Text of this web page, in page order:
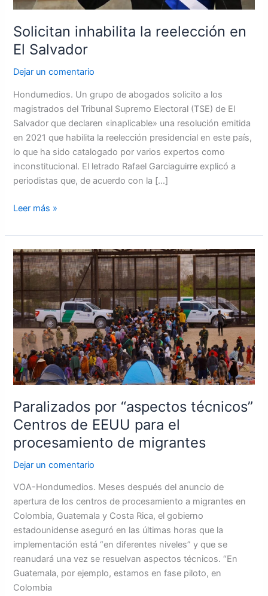
Solicitan inhabilita la reelección en
El Salvador
Dejar un comentario
Hondumedios. Un grupo de abogados solicito a los
magistrados del Tribunal Supremo Electoral (TSE) de El
Salvador que declaren «inaplicable» una resolución emitida
en 2021 que habilita la reelección presidencial en este país,
lo que ha sido catalogado por varios expertos como
inconstitucional. El letrado Rafael Garciaguirre explicó a
periodistas que, de acuerdo con la […]
Leer más »
Paralizados por “aspectos técnicos”
Centros de EEUU para el
procesamiento de migrantes
Dejar un comentario
VOA-Hondumedios. Meses después del anuncio de
apertura de los centros de procesamiento a migrantes en
Colombia, Guatemala y Costa Rica, el gobierno
estadounidense aseguró en las últimas horas que la
implementación está “en diferentes niveles” y que se
reanudará una vez se resuelvan aspectos técnicos. “En
Guatemala, por ejemplo, estamos en fase piloto, en
Colombia
Paralizados
por
“aspectos
técnicos”
Centros
de
EEUU
para
el
procesamiento
de
migrantes